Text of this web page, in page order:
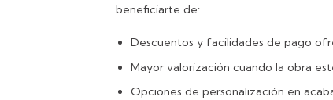
beneficiarte de:
Descuentos y facilidades de pago
Mayor valorización cuando la obra
Opciones de personalización en